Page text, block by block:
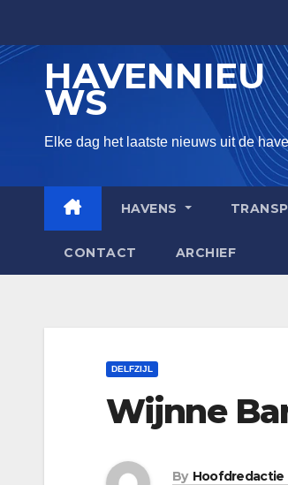
content
HAVENNIEU
WS
Elke dag het laatste nieuws uit de
HAVENS
CONTACT ARCHIEF
DELFZIJL
Wijnne
By Hoofdredactie